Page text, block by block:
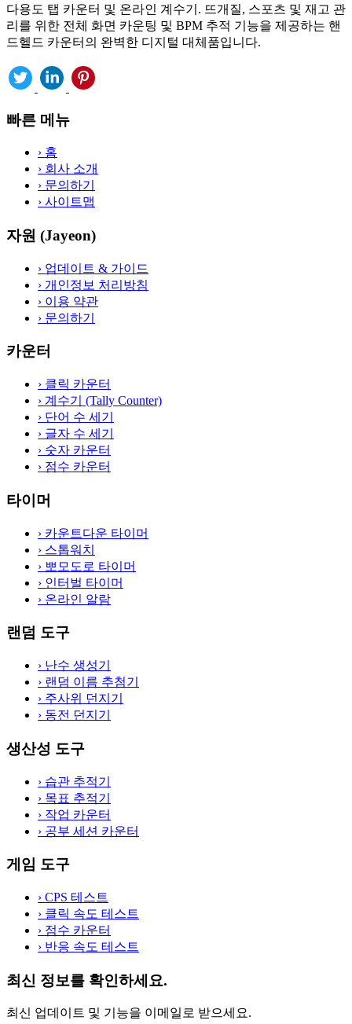
다용도 탭 카운터 및 온라인 계수기. 뜨개질, 스포츠 및 재고 관
리를 위한 전체 화면 카운팅 및 BPM 추적 기능을 제공하는 핸
드헬드 카운터의 완벽한 디지털 대체품입니다.
빠른 메뉴
› 홈
› 회사 소개
› 문의하기
› 사이트맵
자원 (Jayeon)
› 업데이트 & 가이드
› 개인정보 처리방침
› 이용 약관
› 문의하기
카운터
› 클릭 카운터
› 계수기 (Tally Counter)
› 단어 수 세기
› 글자 수 세기
› 숫자 카운터
› 점수 카운터
타이머
› 카운트다운 타이머
› 스톱워치
› 뽀모도로 타이머
› 인터벌 타이머
› 온라인 알람
랜덤 도구
› 난수 생성기
› 랜덤 이름 추첨기
› 주사위 던지기
› 동전 던지기
생산성 도구
› 습관 추적기
› 목표 추적기
› 작업 카운터
› 공부 세션 카운터
게임 도구
› CPS 테스트
› 클릭 속도 테스트
› 점수 카운터
› 반응 속도 테스트
최신 정보를 확인하세요.
최신 업데이트 및 기능을 이메일로 받으세요.